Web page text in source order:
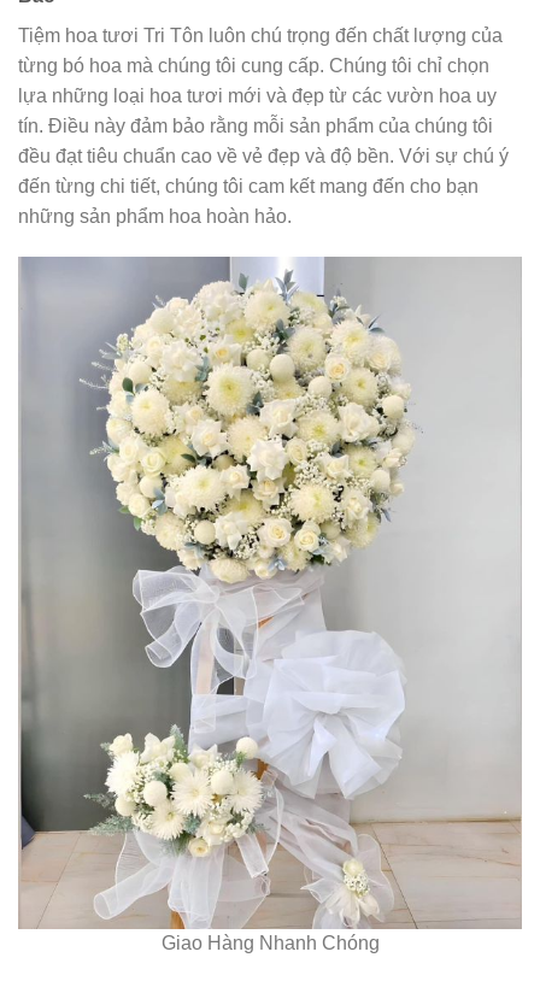
Tiệm hoa tươi Tri Tôn luôn chú trọng đến chất lượng của
từng bó hoa mà chúng tôi cung cấp. Chúng tôi chỉ chọn
lựa những loại hoa tươi mới và đẹp từ các vườn hoa uy
tín. Điều này đảm bảo rằng mỗi sản phẩm của chúng tôi
đều đạt tiêu chuẩn cao về vẻ đẹp và độ bền. Với sự chú ý
đến từng chi tiết, chúng tôi cam kết mang đến cho bạn
những sản phẩm hoa hoàn hảo.
Giao Hàng Nhanh Chóng